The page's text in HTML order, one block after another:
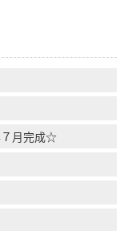
月完成☆